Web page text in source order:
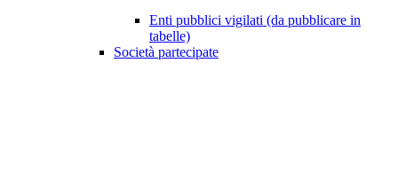
Enti pubblici vigilati (da pubblicare in
tabelle)
Società partecipate